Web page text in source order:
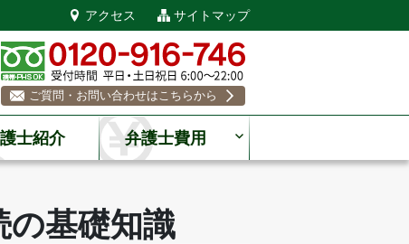
アクセス サイトマップ
ご質問・お問い合わせはこちらから
士紹介 弁護士費用
の基礎知識